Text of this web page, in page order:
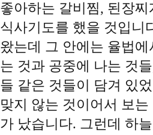
좋아하는 갈비찜, 된장
식사기도를 했을 것입니
왔는데 그 안에는 율법
는 것과 공중에 나는 것
들 같은 것들이 담겨 있
맞지 않는 것이어서 보
가 났습니다. 그런데 하